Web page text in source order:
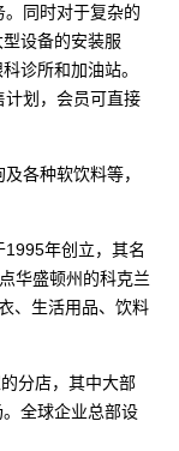
同时对于复杂的
设备的安装服
诊所和加油站。
划，会员可直接
各种软饮料等，
1995年创立，其名
华盛顿州的科克兰
、生活用品、饮料
分店，其中大部
全球企业总部设